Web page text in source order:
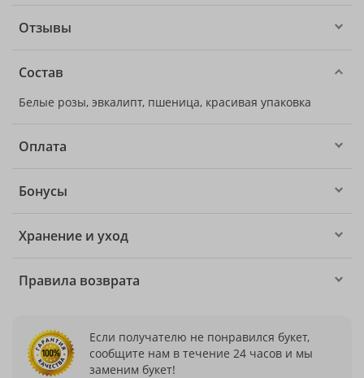
Отзывы
Состав
Белые розы, эвкалипт, пшеница, красивая упаковка
Оплата
Бонусы
Хранение и уход
Правила возврата
Если получателю не понравился букет,
сообщите нам в течение 24 часов и мы
заменим букет!